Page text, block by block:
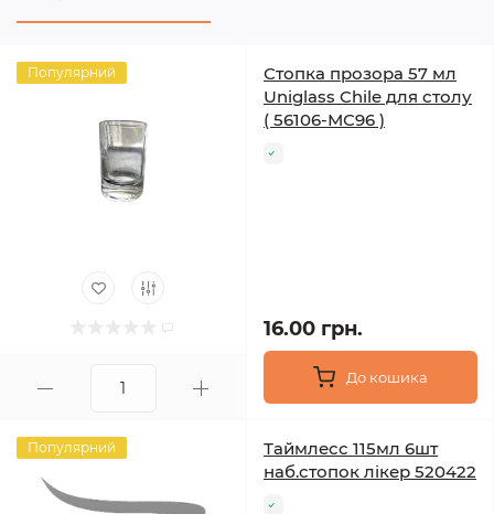
Популярний
Стопка прозора 57 мл
Uniglass Chile для столу
( 56106-МС96 )
16.00 грн.
До кошика
Популярний
Таймлесс 115мл 6шт
наб.стопок лікер 520422